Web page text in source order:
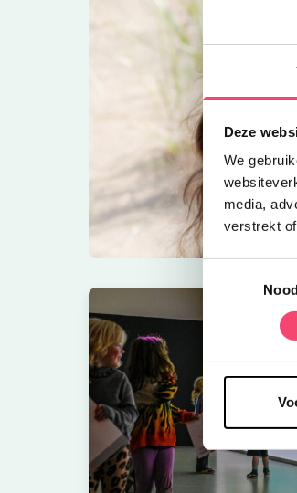
Deze
We
media,
verstrekt